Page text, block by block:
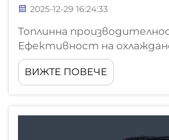
2025-12-29 16:24:33
Топлинна
Ефективност на
стабилност под товар за
заваръчни машини с
охлаждане. Как водното
мощност. Лазерни
водно охлаждане
ВИЖТЕ ПОВЕЧЕ